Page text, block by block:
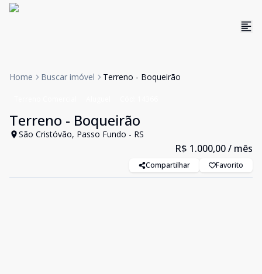
Home Buscar imóvel Terreno - Boqueirão
Terreno - Boqueirão
São Cristóvão, Passo Fundo - RS
R$ 1.000,00/ mês
Compartilhar Favorito